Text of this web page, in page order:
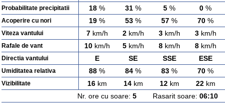
Probabilitate precipitatii 18 % 31 % 5 % 0 %
Acoperire cu nori 19 % 53 % 57 % 70 %
Viteza vantului 7km/h 2km/h 3km/h 3km/h
Rafale de vant 10km/h 5km/h 8km/h 8km/h
Directia vantului E SE SSE ESE
Umiditatea relativa 88 % 84 % 83 % 70 %
Vizibilitate 16km 14km 12km 22km
Nr. ore cu soare: 5Rasarit soare: 06:10